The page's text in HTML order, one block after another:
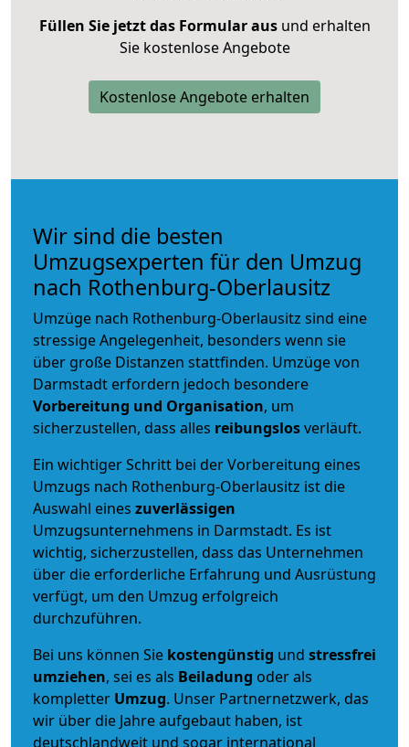
Füllen Sie jetzt das Formular ausund erhalten
Sie kostenlose Angebote
Kostenlose Angebote erhalten
Wir sind die besten
Umzugsexperten für den Umzug
nach Rothenburg-Oberlausitz
Umzüge nach Rothenburg-Oberlausitz sind eine
stressige Angelegenheit, besonders wenn sie
über große Distanzen stattfinden. Umzüge von
Darmstadt erfordern jedoch besondere
Vorbereitung und Organisation, um
sicherzustellen, dass alles reibungslosverläuft.
Ein wichtiger Schritt bei der Vorbereitung eines
Umzugs nach Rothenburg-Oberlausitz ist die
Auswahl eines zuverlässigen
Umzugsunternehmens in Darmstadt. Es ist
wichtig, sicherzustellen, dass das Unternehmen
über die erforderliche Erfahrung und Ausrüstung
verfügt, um den Umzug erfolgreich
durchzuführen.
Bei uns können Sie kostengünstig und stressfrei
umziehen, sei es als Beiladung oder als
kompletter Umzug. Unser Partnernetzwerk, das
wir über die Jahre aufgebaut haben, ist
deutschlandweit und sogar international